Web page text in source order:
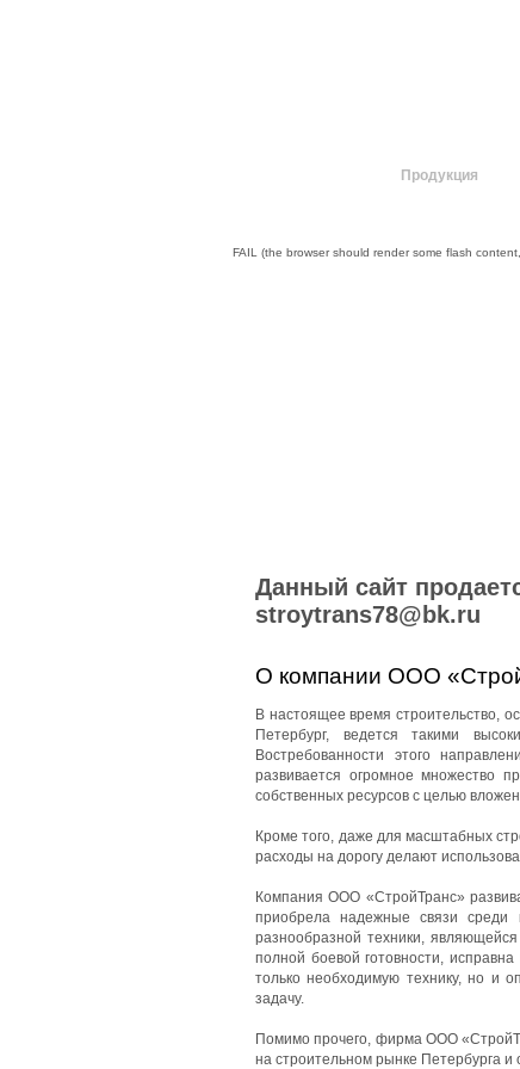
Продукция
FAIL (the browser should render some flash
Данный сайт
stroytrans78@bk.ru
О компании ООО
В настоящее время строительство,
Петербург, ведется такими
Востребованности этого
развивается огромное множество
собственных ресурсов с целью
Кроме того, даже для масштабных
расходы на дорогу делают
Компания ООО «СтройТранс»
приобрела надежные связи среди
разнообразной техники,
полной боевой готовности,
только необходимую технику, но и
задачу.
Помимо прочего, фирма ООО
на строительном рынке Петербурга и